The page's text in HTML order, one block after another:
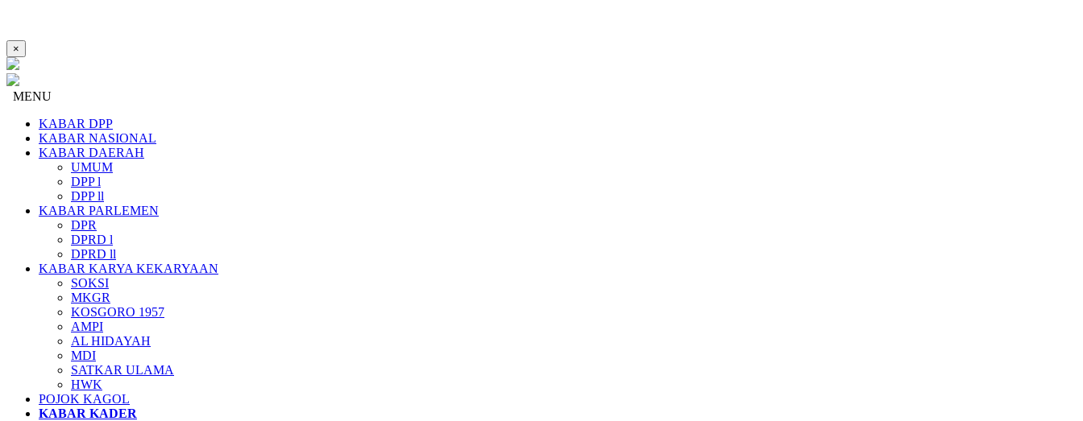
×
MENU
KABAR DPP
KABAR NASIONAL
KABAR DAERAH
UMUM
DPP l
DPP ll
KABAR PARLEMEN
DPR
DPRD l
DPRD ll
KABAR KARYA KEKARYAAN
SOKSI
MKGR
KOSGORO 1957
AMPI
AL HIDAYAH
MDI
SATKAR ULAMA
HWK
POJOK KAGOL
KABAR KADER